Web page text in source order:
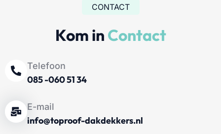
CONTACT
Kom in Contact
Telefoon
085 -060 51 34
E-mail
info@toproof-dakdekkers.nl